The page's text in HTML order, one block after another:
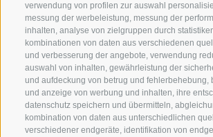
verwendung von profilen zur auswahl
messung der werbeleistung, messung der
inhalten, analyse von zielgruppen durch
kombinationen von daten aus verschiedenen
und verbesserung der angebote, verwendung
auswahl von inhalten, gewährleistung der
und aufdeckung von betrug und fehlerbehebung,
und anzeige von werbung und inhalten, ihre
datenschutz speichern und übermitteln,
kombination von daten aus unterschiedlichen
verschiedener endgeräte, identifikation von
Wetter & Lawinen
FAQ & AGB
Schwierigkeitseinteilung
Reisetaschen & Dry Bag
Newsletter
Leihausrüstung
Login